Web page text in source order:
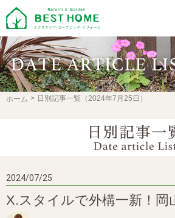
ホーム 日別記事一覧（2024年7月25日）
2024/07/25
X.スタイルで外構一新！岡